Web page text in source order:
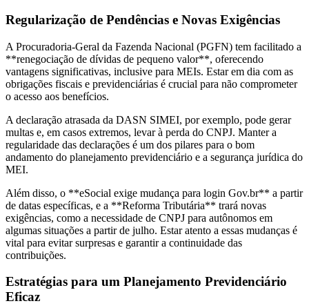
Regularização de Pendências e Novas Exigências
A Procuradoria-Geral da Fazenda Nacional (PGFN) tem facilitado a
**renegociação de dívidas de pequeno valor**, oferecendo
vantagens significativas, inclusive para MEIs. Estar em dia com as
obrigações fiscais e previdenciárias é crucial para não comprometer
o acesso aos benefícios.
A declaração atrasada da DASN SIMEI, por exemplo, pode gerar
multas e, em casos extremos, levar à perda do CNPJ. Manter a
regularidade das declarações é um dos pilares para o bom
andamento do planejamento previdenciário e a segurança jurídica do
MEI.
Além disso, o **eSocial exige mudança para login Gov.br** a partir
de datas específicas, e a **Reforma Tributária** trará novas
exigências, como a necessidade de CNPJ para autônomos em
algumas situações a partir de julho. Estar atento a essas mudanças é
vital para evitar surpresas e garantir a continuidade das
contribuições.
Estratégias para um Planejamento Previdenciário
Eficaz